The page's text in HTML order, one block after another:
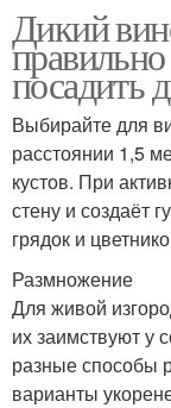
Дикий
посадить
Выбирайте для
расстоянии 1,5
кустов. При
стену и создаёт
грядок и
Размножение
Для живой
их заимствуют у
разные способы
варианты